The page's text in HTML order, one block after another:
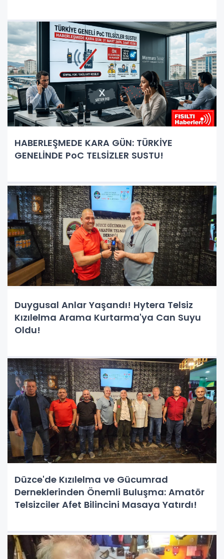
HABERLEŞMEDE KARA GÜN: TÜRKİYE
GENELİNDE PoC TELSİZLER SUSTU!
Duygusal Anlar Yaşandı! Hytera Telsiz
Kızılelma Arama Kurtarma'ya Can Suyu
Oldu!
Düzce'de Kızılelma ve Gücumrad
Derneklerinden Önemli Buluşma: Amatör
Telsizciler Afet Bilincini Masaya Yatırdı!